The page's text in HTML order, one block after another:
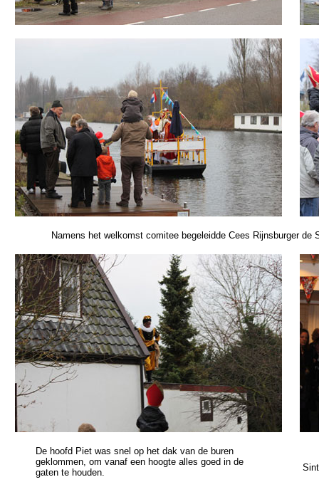
Namens het welkomst comitee begeleidde Cees Rijnsburger
De hoofd Piet was snel op het dak van de buren
geklommen, om vanaf een hoogte alles goed in de
gaten te houden.